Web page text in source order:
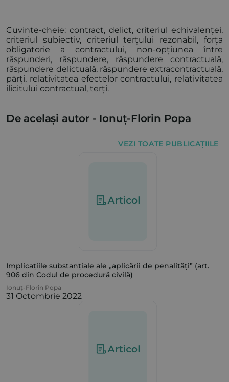
Cuvinte-cheie: contract, delict, criteriul echivalenței,
criteriul subiectiv, criteriul terțului rezonabil, forța
obligatorie a contractului, non-opțiunea între
răspunderi, răspundere, răspundere contractuală,
răspundere delictuală, răspundere extracontractuală,
părți, relativitatea efectelor contractului, relativitatea
ilicitului contractual, terți.
De același autor - Ionuț-Florin Popa
VEZI TOATE PUBLICAȚIILE
Implicațiile substanțiale ale „aplicării de penalități” (art.
906 din Codul de procedură civilă)
Ionuț-Florin Popa
31 Octombrie 2022